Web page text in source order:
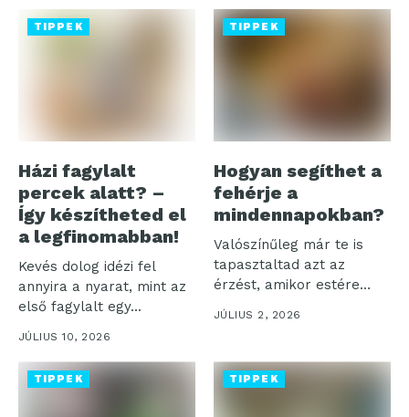
TIPPEK
Házi fagylalt
percek alatt? –
Így készítheted el
a legfinomabban!
Kevés dolog idézi fel
annyira a nyarat, mint az
első fagylalt egy...
JÚLIUS 10, 2026
TIPPEK
Hogyan segíthet a
fehérje a
mindennapokban?
Valószínűleg már te is
tapasztaltad azt az
érzést, amikor estére
minden energiád...
JÚLIUS 2, 2026
TIPPEK TIPPEK